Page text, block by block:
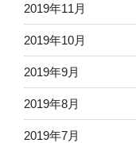
2019年11月
2019年10月
2019年9月
2019年8月
2019年7月